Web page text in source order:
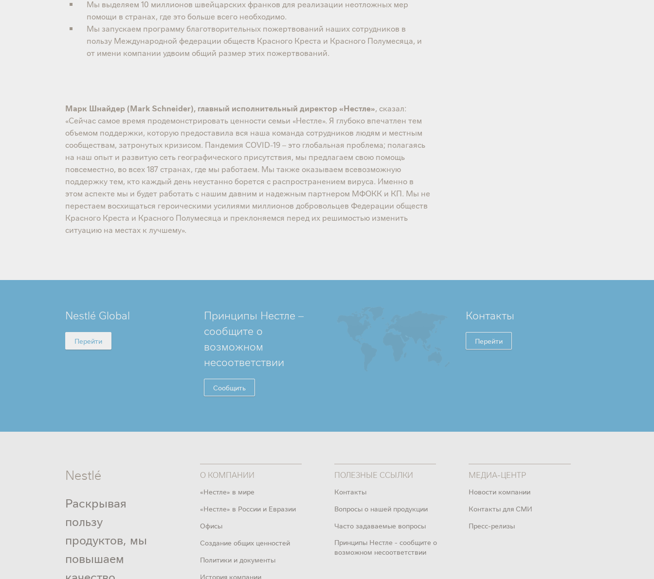
Мы выделяем 10 миллионов швейцарских франков для реализации неотложных мер
помощи в странах, где это больше всего необходимо.
Мы запускаем программу благотворительных пожертвований наших сотрудников в
пользу Международной федерации обществ Красного Креста и Красного Полумесяца, и
от имени компании удвоим общий размер этих пожертвований.
Марк Шнайдер (Mark Schneider), главный исполнительный директор «Нестле», сказал:
«Сейчас самое время продемонстрировать ценности семьи «Нестле». Я глубоко впечатлен тем
объемом поддержки, которую предоставила вся наша команда сотрудников людям и местным
сообществам, затронутых кризисом. Пандемия COVID-19 – это глобальная проблема; полагаясь
на наш опыт и развитую сеть географического присутствия, мы предлагаем свою помощь
повсеместно, во всех 187 странах, где мы работаем. Мы также оказываем всевозможную
поддержку тем, кто каждый день неустанно борется с распространением вируса. Именно в
этом аспекте мы и будет работать с нашим давним и надежным партнером МФОКК и КП. Мы не
перестаем восхищаться героическими усилиями миллионов добровольцев Федерации обществ
Красного Креста и Красного Полумесяца и преклоняемся перед их решимостью изменить
ситуацию на местах к лучшему».
FOOTER
Nestlé Global
Перейти
Принципы Нестле –
сообщите о
возможном
несоответствии
Сообщить
Контакты
Перейти
Nestlé
Раскрывая
пользу
продуктов, мы
повышаем
О КОМПАНИИ
«Нестле» в мире
«Нестле» в России и Евразии
Офисы
Создание общих ценностей
Политики и документы
История компании
ПОЛЕЗНЫЕ ССЫЛКИ
Контакты
Вопросы о нашей продукции
Часто задаваемые вопросы
Принципы Нестле - сообщите о
возможном несоответствии
МЕДИА-ЦЕНТР
Новости компании
Контакты для СМИ
Пресс-релизы